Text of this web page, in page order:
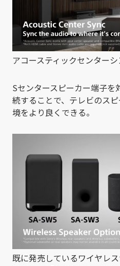
アコースティックセンターシ
Sセンタースピーカー端子を
続することで、テレビのス
境をより良くできる。
既に発売しているワイヤレ